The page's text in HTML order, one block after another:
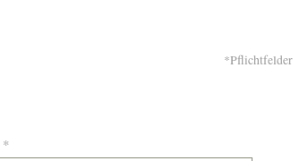
*Pflichtfelder
*